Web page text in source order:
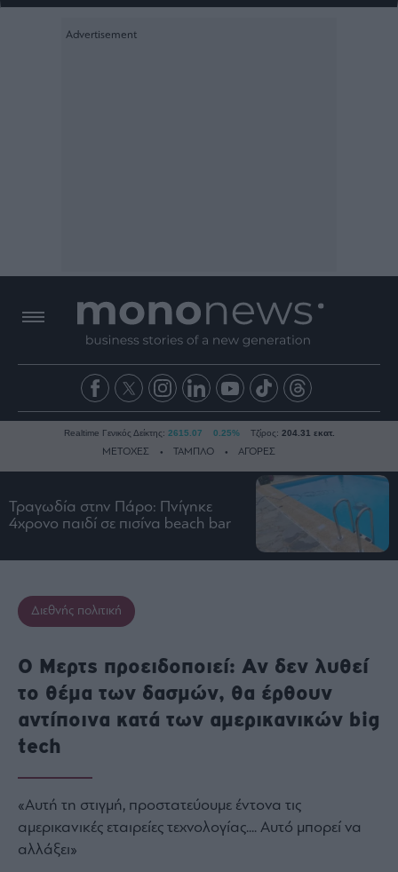
Ειδήσεις
Τράπεζες
Ναυτιλία
Estate
Ενέργεια
Πολιτική
Πολιτισμός
Bloomberg
Financial
Times
Realtime Γενικός Δείκτης: 2615.07 0.25% Τζίρος: 204.31 εκατ.
ΜΕΤΟΧΕΣ ΤΑΜΠΛΟ ΑΓΟΡΕΣ
Τραγωδία στην Πάρο: Πνίγηκε
4χρονο παιδί σε πισίνα beach bar
Διεθνής πολιτική
O Μερτς προειδοποιεί: Αν δεν λυθεί
το θέμα των δασμών, θα έρθουν
αντίποινα κατά των αμερικανικών big
tech
«Αυτή τη στιγμή, προστατεύουμε έντονα τις
αμερικανικές εταιρείες τεχνολογίας.... Αυτό μπορεί να
αλλάξει»